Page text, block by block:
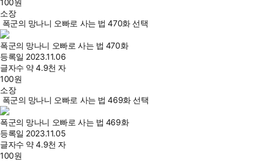
100원
소장
폭군의 망나니 오빠로 사는 법 470화 선택
폭군의 망나니 오빠로 사는 법 470화
등록일 2023.11.06
글자수 약 4.9천 자
100원
소장
폭군의 망나니 오빠로 사는 법 469화 선택
폭군의 망나니 오빠로 사는 법 469화
등록일 2023.11.05
글자수 약 4.9천 자
100원